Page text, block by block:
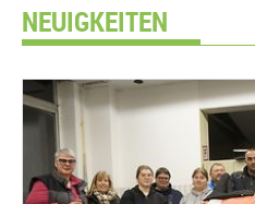
NEUIGKEITEN